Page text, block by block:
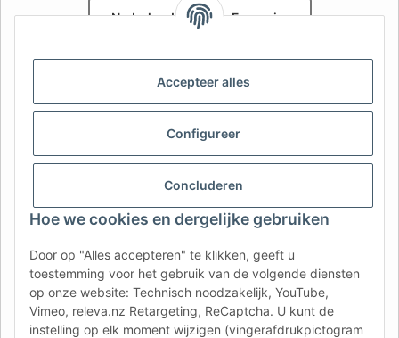
Accepteer alles
Configureer
Concluderen
Hoe we cookies en dergelijke gebruiken
Door op "Alles accepteren" te klikken, geeft u
toestemming voor het gebruik van de volgende diensten
op onze website: Technisch noodzakelijk, YouTube,
Vimeo, releva.nz Retargeting, ReCaptcha. U kunt de
instelling op elk moment wijzigen (vingerafdrukpictogram
Nederlands Français
Uw specialist in onderdelen voor aanhangwagens | Votre
spécialiste en pièces détachées pour remorques
Contact: info@afatek.com
AFATEK INTERNATIONAL – SELECT REGION & LANGUAGE | KIES
CH (DE)
CH (IT) BE (NL) BE (FR)
FR IT ES DK PL
UK NZ USA MX PT